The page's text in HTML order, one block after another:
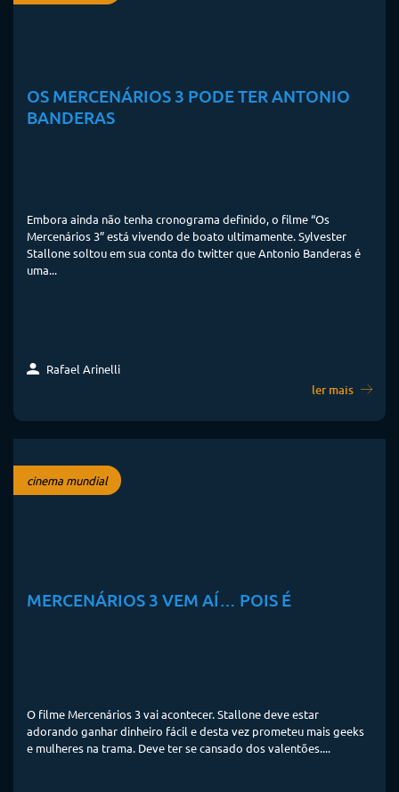
OS MERCENÁRIOS 3 PODE TER ANTONIO
BANDERAS
Embora ainda não tenha cronograma definido, o filme “Os
Mercenários 3” está vivendo de boato ultimamente. Sylvester
Stallone soltou em sua conta do twitter que Antonio Banderas é
uma...
Rafael Arinelli
ler mais
cinema mundial
MERCENÁRIOS 3 VEM AÍ… POIS É
O filme Mercenários 3 vai acontecer. Stallone deve estar
adorando ganhar dinheiro fácil e desta vez prometeu mais geeks
e mulheres na trama. Deve ter se cansado dos valentões....